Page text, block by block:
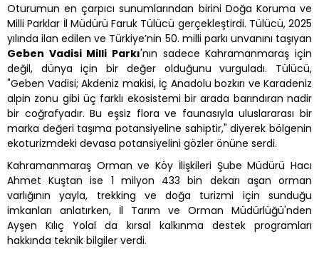
Oturumun en çarpıcı sunumlarından birini Doğa Koruma ve
Milli Parklar İl Müdürü Faruk Tülücü gerçekleştirdi. Tülücü, 2025
yılında ilan edilen ve Türkiye’nin 50. milli parkı unvanını taşıyan
Geben Vadisi Milli Parkı'nın sadece Kahramanmaraş için
değil, dünya için bir değer olduğunu vurguladı. Tülücü,
"Geben Vadisi; Akdeniz makisi, İç Anadolu bozkırı ve Karadeniz
alpin zonu gibi üç farklı ekosistemi bir arada barındıran nadir
bir coğrafyadır. Bu eşsiz flora ve faunasıyla uluslararası bir
marka değeri taşıma potansiyeline sahiptir," diyerek bölgenin
ekoturizmdeki devasa potansiyelini gözler önüne serdi.
Kahramanmaraş Orman ve Köy İlişkileri Şube Müdürü Hacı
Ahmet Kuştan ise 1 milyon 433 bin dekarı aşan orman
varlığının yayla, trekking ve doğa turizmi için sunduğu
imkanları anlatırken, İl Tarım ve Orman Müdürlüğü'nden
Ayşen Kılıç Yolal da kırsal kalkınma destek programları
hakkında teknik bilgiler verdi.